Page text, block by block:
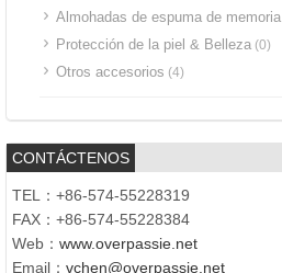
Almohadas de espuma de memoria
Protección de la piel & Belleza (0)
Otros accesorios (4)
CONTÁCTENOS
TEL：+86-574-55228319
FAX：+86-574-55228384
Web： www.overpassie.net
Email： vchen@overpassie.net